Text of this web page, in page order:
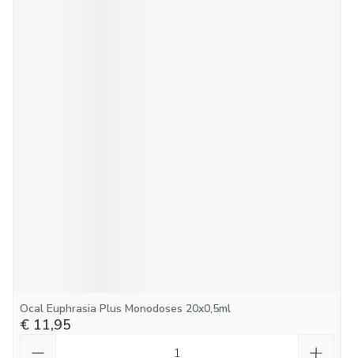
Ocal Euphrasia Plus Monodoses 20x0,5ml
€ 11,95